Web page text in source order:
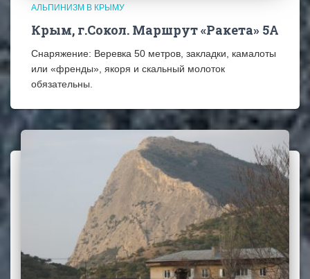
АЛЬПИНИЗМ В КРЫМУ
Крым, г.Сокол. Маршрут «Ракета» 5А
Снаряжение: Веревка 50 метров, закладки, камалоты
или «френды», якоря и скальный молоток
обязательны.